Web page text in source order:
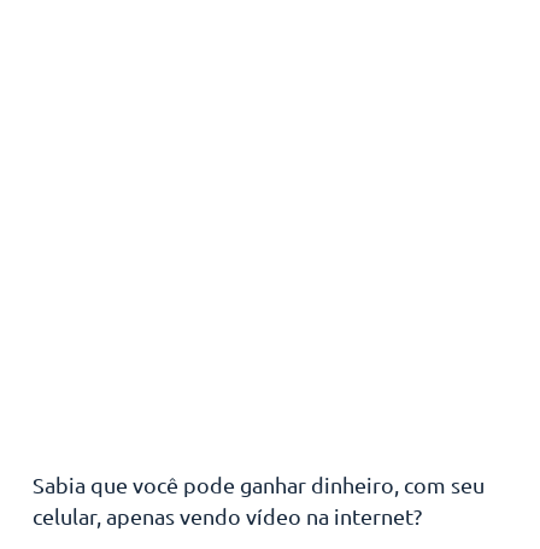
Sabia que você pode ganhar dinheiro, com seu
celular, apenas vendo vídeo na internet?